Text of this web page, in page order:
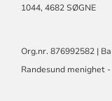
1044, 4682 SØGNE
Org.nr. 876992582 |
Randesund menighet